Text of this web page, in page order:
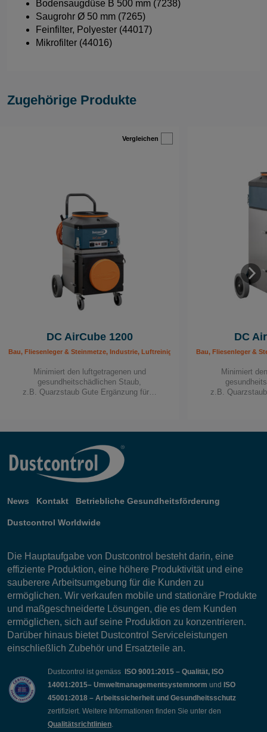
Bodensaugdüse B 500 mm (7238)
Saugrohr Ø 50 mm (7265)
Feinfilter, Polyester (44017)
Mikrofilter (44016)
Zugehörige Produkte
Vergleichen
DC AirCube 1200
Bau, Fliesenleger & Steinmetze, Industrie, Luftreiniger, Maler & Lackierer, Mobile
Minimiert den luftgetragenen und
gesundheitschädlichen Staub,
z.B. Quarzstaub Gute Ergänzung für…
DC
Bau, Fliesenleger &
Minimiert
z.B.
News Kontakt Betriebliche Gesundheitsförderung
Dustcontrol Worldwide
Die Hauptaufgabe von Dustcontrol besteht darin, eine
effiziente Produktion, eine höhere Produktivität und eine
sauberere Arbeitsumgebung für die Kunden zu
ermöglichen. Wir verkaufen mobile und stationäre Produkte
und maßgeschneiderte Lösungen, die es dem Kunden
ermöglichen, sich auf seine Produktion zu konzentrieren.
Darüber hinaus bietet Dustcontrol Serviceleistungen
einschließlich Zubehör und Ersatzteile an.
Dustcontrol ist gemäss
ISO 9001:2015 – Qualität, ISO
14001:2015– Umweltmanagementsystemnorm und ISO
45001:2018 – Arbeitssicherheit und Gesundheitsschutz
zertifiziert. Weitere Informationen finden Sie unter den
Qualitätsrichtlinien.